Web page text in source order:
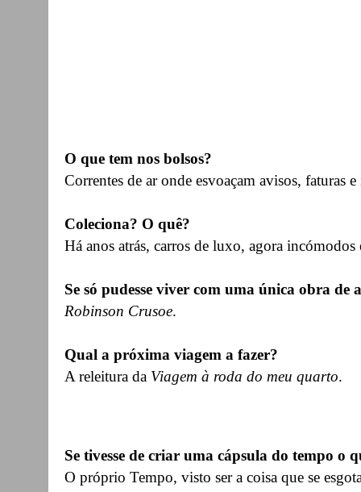
O que tem nos bolsos?
Correntes de ar onde esvoaçam avisos, faturas
Coleciona? O quê?
Há anos atrás, carros de luxo, agora incómodos
Se só pudesse viver com uma única obra de
Robinson Crusoe.
Qual a próxima viagem a fazer?
A releitura da Viagem à roda do meu quarto.
Se tivesse de criar uma cápsula do tempo o
O próprio Tempo, visto ser a coisa que se